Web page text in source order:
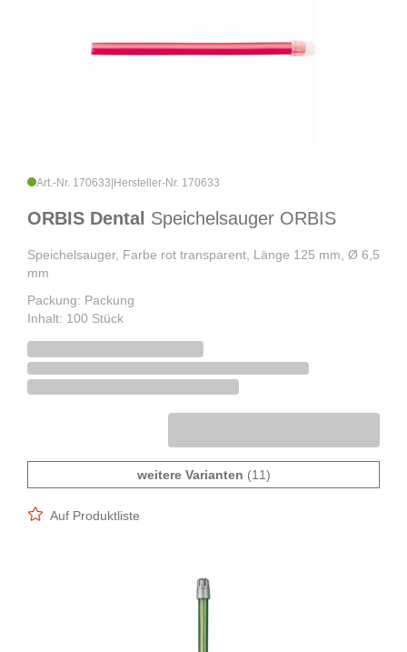
Art.-Nr. 170633 Hersteller-Nr. 170633
ORBIS Dental Speichelsauger ORBIS
Speichelsauger, Farbe rot transparent, Länge 125 mm, Ø 6,5
mm
Packung: Packung
Inhalt: 100 Stück
weitere Varianten (11)
Auf Produktliste